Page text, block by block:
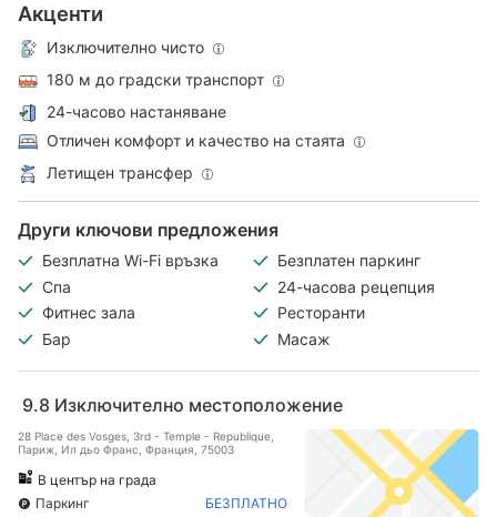
Акценти
Изключително чисто
180 м до градски транспорт
24-часово настаняване
Отличен комфорт и качество на стаята
Летищен трансфер
Други ключови предложения
Безплатна Wi-Fi връзка
Безплатен паркинг
Спа
24-часова рецепция
Фитнес зала
Ресторанти
Бар
Масаж
9.8 Изключително местоположение
28 Place des Vosges, 3rd - Temple - Republique,
Париж, Ил дьо Франс, Франция, 75003
В център на града
Паркинг
БЕЗПЛАТНО